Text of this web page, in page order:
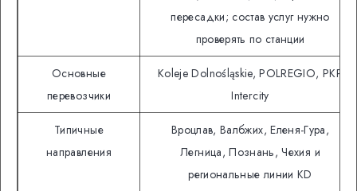
пересадки; состав услуг нужно
проверять по станции
Основные
перевозчики
Koleje Dolnośląskie, POLREGIO, PKP
Intercity
Типичные
направления
Вроцлав, Валбжих, Еленя-Гура,
Легница, Познань, Чехия и
региональные линии KD